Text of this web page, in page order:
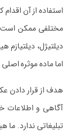
استفاده از آن
مختلفی ممکن است
دیلتیژل، دیلتیازم
اما ماده موثره
هدف از قرار دادن
آگاهی و اطلاعات
تبلیغاتی ندارد. ما